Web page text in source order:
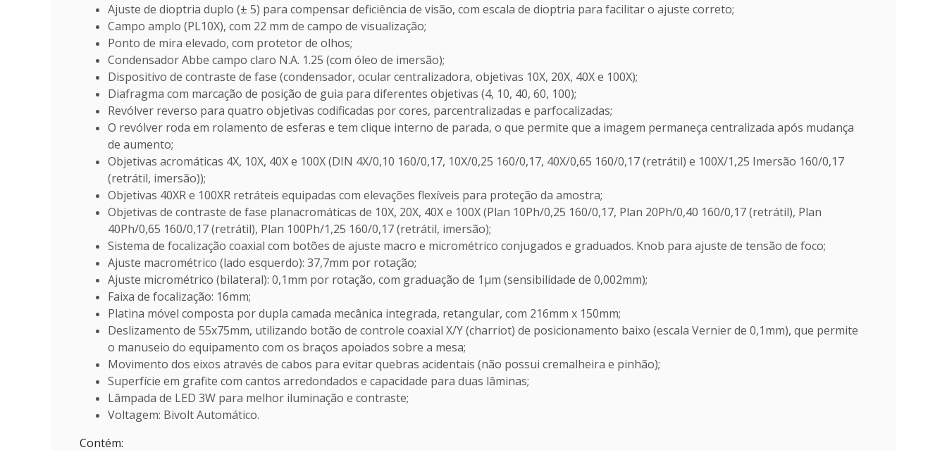
Ajuste de dioptria duplo (± 5) para compensar deficiência de visão, com escala de dioptria para facilitar o ajuste correto;
Campo amplo (PL10X), com 22 mm de campo de visualização;
Ponto de mira elevado, com protetor de olhos;
Condensador Abbe campo claro N.A. 1.25 (com óleo de imersão);
Dispositivo de contraste de fase (condensador, ocular centralizadora, objetivas 10X, 20X, 40X e 100X);
Diafragma com marcação de posição de guia para diferentes objetivas (4, 10, 40, 60, 100);
Revólver reverso para quatro objetivas codificadas por cores, parcentralizadas e parfocalizadas;
O revólver roda em rolamento de esferas e tem clique interno de parada, o que permite que a imagem permaneça centralizada após mudança
de aumento;
Objetivas acromáticas 4X, 10X, 40X e 100X (DIN 4X/0,10 160/0,17, 10X/0,25 160/0,17, 40X/0,65 160/0,17 (retrátil) e 100X/1,25 Imersão 160/0,17
(retrátil, imersão));
Objetivas 40XR e 100XR retráteis equipadas com elevações flexíveis para proteção da amostra;
Objetivas de contraste de fase planacromáticas de 10X, 20X, 40X e 100X (Plan 10Ph/0,25 160/0,17, Plan 20Ph/0,40 160/0,17 (retrátil), Plan
40Ph/0,65 160/0,17 (retrátil), Plan 100Ph/1,25 160/0,17 (retrátil, imersão);
Sistema de focalização coaxial com botões de ajuste macro e micrométrico conjugados e graduados. Knob para ajuste de tensão de foco;
Ajuste macrométrico (lado esquerdo): 37,7mm por rotação;
Ajuste micrométrico (bilateral): 0,1mm por rotação, com graduação de 1µm (sensibilidade de 0,002mm);
Faixa de focalização: 16mm;
Platina móvel composta por dupla camada mecânica integrada, retangular, com 216mm x 150mm;
Deslizamento de 55x75mm, utilizando botão de controle coaxial X/Y (charriot) de posicionamento baixo (escala Vernier de 0,1mm), que permite
o manuseio do equipamento com os braços apoiados sobre a mesa;
Movimento dos eixos através de cabos para evitar quebras acidentais (não possui cremalheira e pinhão);
Superfície em grafite com cantos arredondados e capacidade para duas lâminas;
Lâmpada de LED 3W para melhor iluminação e contraste;
Voltagem: Bivolt Automático.
Contém: